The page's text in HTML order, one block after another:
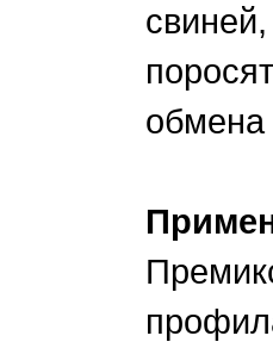
обмена